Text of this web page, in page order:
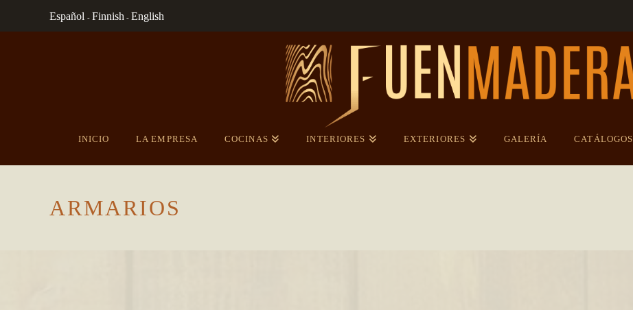
Español - Finnish - English
INICIO LA EMPRESA COCINAS INTERIORES EXTERIORES GALERÍA CATÁLOGOS
ARMARIOS